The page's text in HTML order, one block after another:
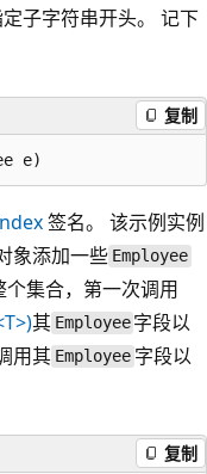
子字符串开头。 记下
复制
签名。 该示例实例
象添加一些 Employee
集合，第一次调用
其 Employee 字段以
用其 Employee 字段以
复制